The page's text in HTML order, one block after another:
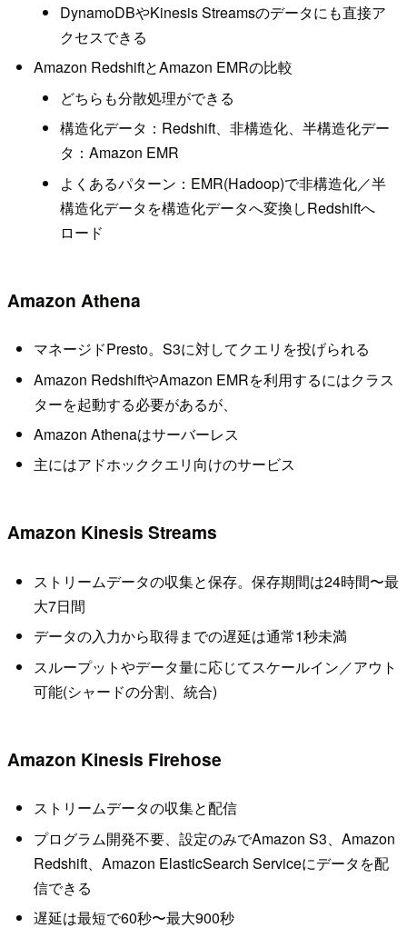
DynamoDBやKinesis Streamsのデータにも直接ア
クセスできる
Amazon RedshiftとAmazon EMRの比較
どちらも分散処理ができる
構造化データ：Redshift、非構造化、半構造化デー
タ：Amazon EMR
よくあるパターン：EMR(Hadoop)で非構造化／半
構造化データを構造化データへ変換しRedshiftへ
ロード
Amazon Athena
マネージドPresto。S3に対してクエリを投げられる
Amazon RedshiftやAmazon EMRを利用するにはクラス
ターを起動する必要があるが、
Amazon Athenaはサーバーレス
主にはアドホッククエリ向けのサービス
Amazon Kinesis Streams
ストリームデータの収集と保存。保存期間は24時間〜最
大7日間
データの入力から取得までの遅延は通常1秒未満
スループットやデータ量に応じてスケールイン／アウト
可能(シャードの分割、統合)
Amazon Kinesis Firehose
ストリームデータの収集と配信
プログラム開発不要、設定のみでAmazon S3、Amazon
Redshift、Amazon ElasticSearch Serviceにデータを配
信できる
遅延は最短で60秒〜最大900秒